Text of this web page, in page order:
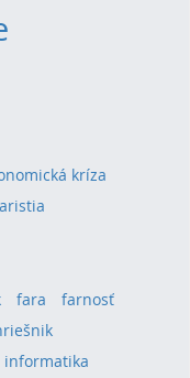
kríza
fara
farnosť
informatika